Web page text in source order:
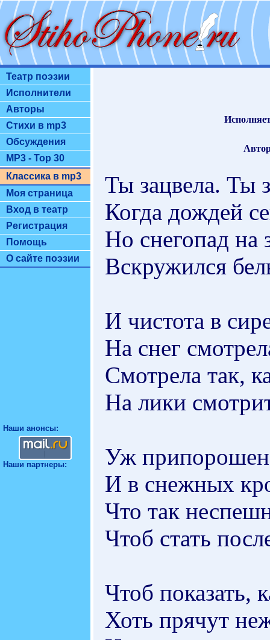
Театр поэзии
Исполнители
Авторы
Стихи в mp3
Обсуждения
MP3 - Top 30
Классика в mp3
Моя страница
Вход в театр
Регистрация
Помощь
О сайте поэзии
Наши анонсы:
Наши партнеры:
Ты зацвела. Ты
Когда дождей
Но снегопад на
Вскружился
И чистота в
На снег
Смотрела так,
На лики
Уж припорошен
И в снежных
Что так
Чтоб стать
Чтоб показать,
Хоть прячут